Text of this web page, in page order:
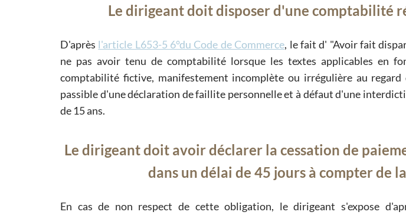
Le dirigeant doit disposer d'une comptabilité
D'après l'article L653-5 6°du Code de Commerce, le fait d' Avoir fait
ne pas avoir tenu de comptabilité lorsque les textes applicables en
comptabilité fictive, manifestement incomplète ou irrégulière au regard
passible d'une déclaration de faillite personnelle et à défaut d'une
de 15 ans.
Le dirigeant doit avoir déclarer la cessation de
dans un délai de 45 jours à compter de
En cas de non respect de cette obligation, le dirigeant s'expose